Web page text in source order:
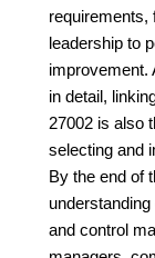
requirements,
leadership to
improvement.
in detail,
27002 is also
selecting and
By the end of
and control